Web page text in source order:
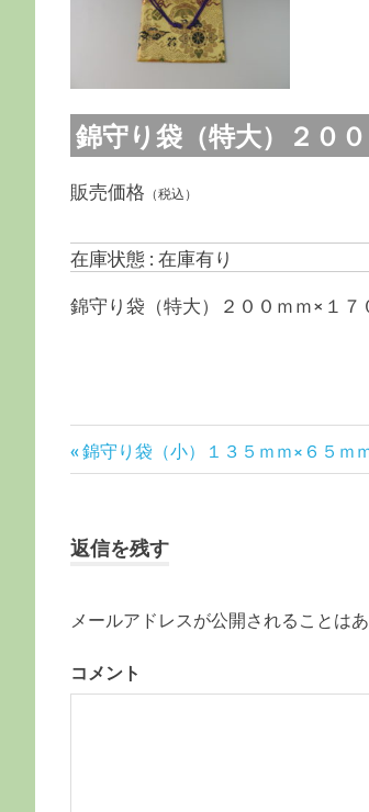
錦守り袋（特大）２０
販売価格 （税込）
在庫状態 : 在庫有り
錦守り袋（特大）２００ｍｍ×１
投
ナ
ビ
ー
前
の
錦守り袋（小）１３５ｍｍ×６５ｍ
返信を残す
メールアドレスが公開されることはあ
コメント